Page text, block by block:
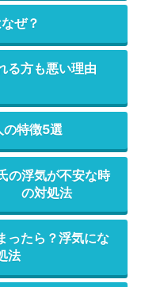
ぜ？
る方も悪い理由
の特徴5選
の浮気が不安な時
の対処法
ったら？浮気にな
法